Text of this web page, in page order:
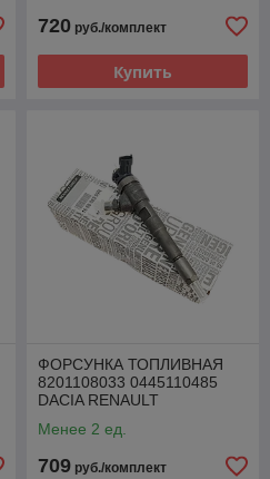
720 руб./комплект
Купить
ФОРСУНКА ТОПЛИВНАЯ
8201108033 0445110485
DACIA RENAULT
Менее 2 ед.
709 руб./комплект